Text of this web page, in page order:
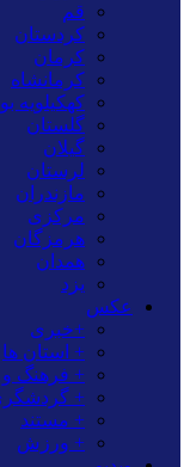
قم
کردستان
کرمان
کرمانشاه
کهکیلویه
گلستان
گیلان
لرستان
مازندران
مرکزی
هرمزگان
همدان
یزد
عکس
+خبری
+ استان ها
+ فرهنگ و
+
+ مستند
+ ورزش